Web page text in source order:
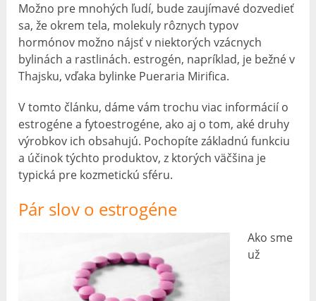
Možno pre mnohých ľudí, bude zaujímavé dozvedieť
sa, že okrem tela, molekuly rôznych typov
hormónov možno nájsť v niektorých vzácnych
bylinách a rastlinách. estrogén, napríklad, je bežné v
Thajsku, vďaka bylinke Pueraria Mirifica.
V tomto článku, dáme vám trochu viac informácií o
estrogéne a fytoestrogéne, ako aj o tom, aké druhy
výrobkov ich obsahujú. Pochopíte základnú funkciu
a účinok týchto produktov, z ktorých väčšina je
typická pre kozmetickú sféru.
Pár slov o estrogéne
Ako sme
už